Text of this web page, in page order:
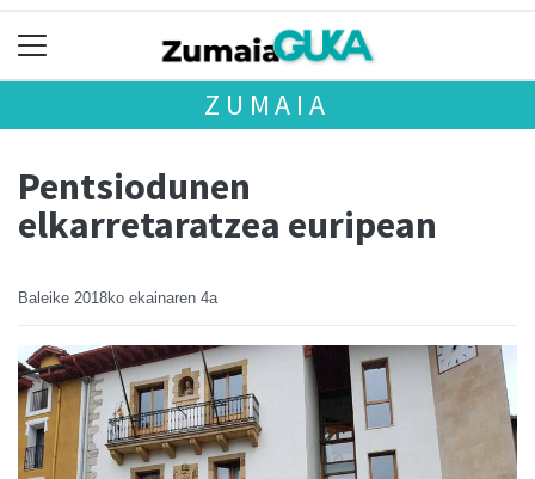
ZUMAIA
Pentsiodunen
elkarretaratzea euripean
Baleike 2018ko ekainaren 4a